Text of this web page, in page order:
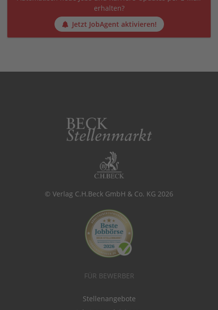
erhalten?
Jetzt JobAgent aktivieren!
© Verlag C.H.Beck GmbH & Co. KG 2026
FÜR BEWERBER
Stellenangebote